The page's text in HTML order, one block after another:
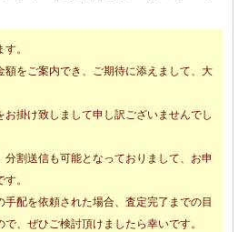
。
額をご案内でき、ご期待に添えまして、大
お掛け致しまして申し訳ございませんでし
割送信も可能となっておりまして、お申
。
手配を依頼された場合、査定完了までの目
、ぜひご検討頂けましたら幸いです。